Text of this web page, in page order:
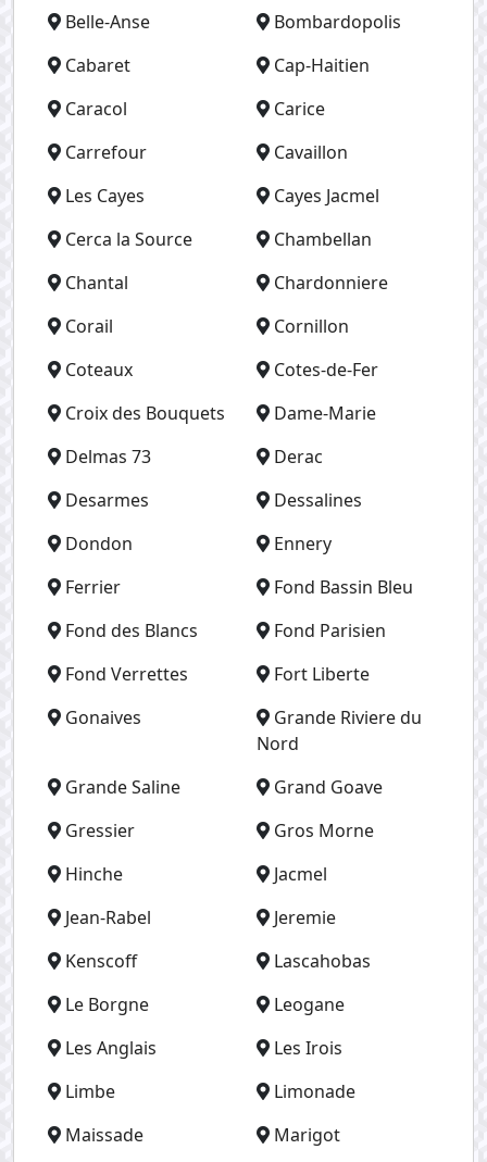
Belle-Anse
Bombardopolis
Cabaret
Cap-Haitien
Caracol
Carice
Carrefour
Cavaillon
Les Cayes
Cayes Jacmel
Cerca la Source
Chambellan
Chantal
Chardonniere
Corail
Cornillon
Coteaux
Cotes-de-Fer
Croix des Bouquets
Dame-Marie
Delmas 73
Derac
Desarmes
Dessalines
Dondon
Ennery
Ferrier
Fond Bassin Bleu
Fond des Blancs
Fond Parisien
Fond Verrettes
Fort Liberte
Gonaives
Grande Riviere du
Nord
Grande Saline
Grand Goave
Gressier
Gros Morne
Hinche
Jacmel
Jean-Rabel
Jeremie
Kenscoff
Lascahobas
Le Borgne
Leogane
Les Anglais
Les Irois
Limbe
Limonade
Maissade
Marigot